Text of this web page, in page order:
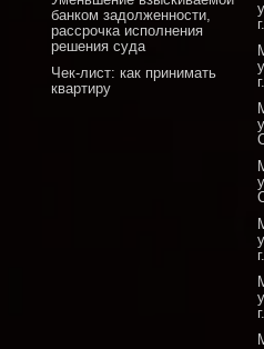
банком задолженности,
рассрочка исполнения
решения суда
Чек-лист: как принимать
квартиру